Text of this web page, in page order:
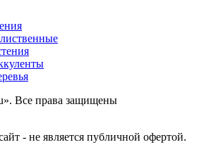
Все права защищены
- не является публичной офертой.